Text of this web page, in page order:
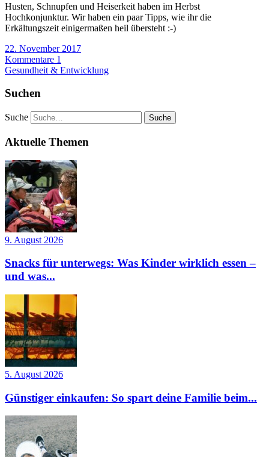
Husten, Schnupfen und Heiserkeit haben im Herbst
Hochkonjunktur. Wir haben ein paar Tipps, wie ihr die
Erkältungszeit einigermaßen heil übersteht :-)
22. November 2017
Kommentare 1
Gesundheit & Entwicklung
Suchen
Suche
Aktuelle Themen
9. August 2026
Snacks für unterwegs: Was Kinder wirklich essen –
und was...
5. August 2026
Günstiger einkaufen: So spart deine Familie beim...